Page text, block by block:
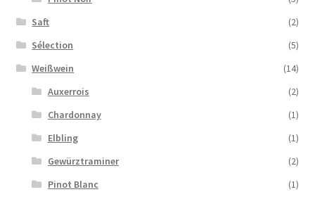
Saft
(2)
Sélection
(5)
Weißwein
(14)
Auxerrois
(2)
Chardonnay
(1)
Elbling
(1)
Gewürztraminer
(2)
Pinot Blanc
(1)